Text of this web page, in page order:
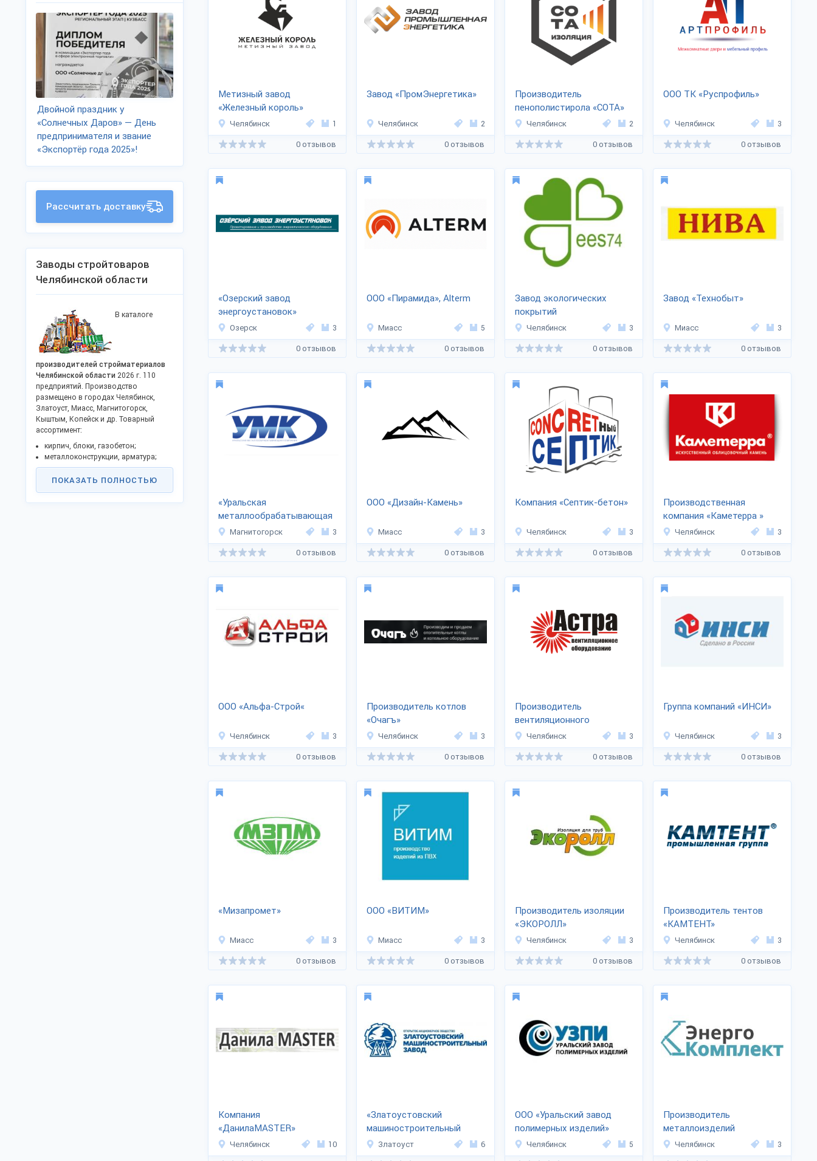
Метизный завод
«Железный король»
Челябинск 1
0 отзывов
Завод «ПромЭнергетика»
Челябинск 2
0 отзывов
Производитель
пенополистирола «СОТА»
Челябинск 2
0 отзывов
ООО ТК «Руспрофиль»
Челябинск 3
0 отзывов
«Озерский завод
энергоустановок»
Озерск 3
0 отзывов
ООО «Пирамида», Alterm
Миасс 5
0 отзывов
Завод экологических
покрытий
Челябинск 3
0 отзывов
Завод «Технобыт»
Миасс 3
0 отзывов
«Уральская
металлообрабатывающая
компания»
Магнитогорск 3
0 отзывов
ООО «Дизайн-Камень»
Миасс 3
0 отзывов
Компания «Септик-бетон»
Челябинск 3
0 отзывов
Производственная
компания «Каметерра »
Челябинск 3
0 отзывов
ООО «Альфа-Строй«
Челябинск 3
0 отзывов
Производитель котлов
«Очагъ»
Челябинск 3
0 отзывов
Производитель
вентиляционного
оборудования «Астра»
Челябинск 3
0 отзывов
Группа компаний «ИНСИ»
Челябинск 3
0 отзывов
«Мизапромет»
Миасс 3
0 отзывов
ООО «ВИТИМ»
Миасс 3
0 отзывов
Производитель изоляции
«ЭКОРОЛЛ»
Челябинск 3
0 отзывов
Производитель тентов
«КАМТЕНТ»
Челябинск 3
0 отзывов
Компания
«ДанилаMASTER»
Челябинск 10
«Златоустовский
машиностроительный
завод»
Златоуст 6
ООО «Уральский завод
полимерных изделий»
Челябинск 5
Производитель
металлоизделий
«ЭНЕРГОКОМПЛЕКТ»
Челябинск 3
Двойной праздник у
«Солнечных Даров» — День
предпринимателя и звание
«Экспортёр года 2025»!
Рассчитать доставку
Заводы стройтоваров
Челябинской области
В каталоге
производителей стройматериалов
Челябинской области 2026 г. 110
предприятий. Производство
размещено в городах Челябинск,
Златоуст, Миасс, Магнитогорск,
Кыштым, Копейск и др. Товарный
ассортимент:
кирпич, блоки, газобетон;
металлоконструкции, арматура;
бетон, железобетон, плиты;
изоляционные материалы;
песок, щебень, цемент;
ПОКАЗАТЬ ПОЛНОСТЬЮ